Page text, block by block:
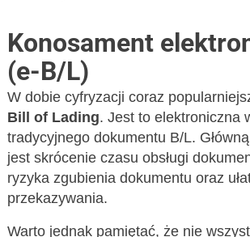
Konosament
(e-B/L)
W dobie cyfryzacji coraz
Bill of Lading. Jest to elektroniczna
tradycyjnego dokumentu B/L.
jest skrócenie czasu obsługi
ryzyka zgubienia dokumentu oraz
przekazywania.
Warto jednak pamiętać, że nie